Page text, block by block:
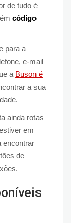
de tudo é
código
para a
e-mail
a Buson é
a sua
ainda rotas
em
encontrar
de